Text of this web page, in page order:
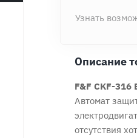
Узнать
Описание
F&F CKF-316
Автомат
отсутствия